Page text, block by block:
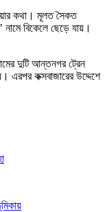
কথা। মূলত সৈকত
নামে বিকেলে ছেড়ে যায়।
দুটি আন্তনগর ট্রেন
এরপর কক্সবাজারের উদ্দেশে